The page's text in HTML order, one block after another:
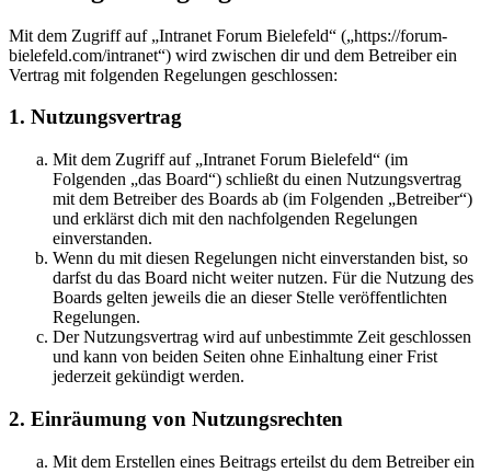
Mit dem Zugriff auf „Intranet Forum Bielefeld“ („https://forum-
bielefeld.com/intranet“) wird zwischen dir und dem Betreiber ein
Vertrag mit folgenden Regelungen geschlossen:
1. Nutzungsvertrag
Mit dem Zugriff auf „Intranet Forum Bielefeld“ (im
Folgenden „das Board“) schließt du einen Nutzungsvertrag
mit dem Betreiber des Boards ab (im Folgenden „Betreiber“)
und erklärst dich mit den nachfolgenden Regelungen
einverstanden.
Wenn du mit diesen Regelungen nicht einverstanden bist, so
darfst du das Board nicht weiter nutzen. Für die Nutzung des
Boards gelten jeweils die an dieser Stelle veröffentlichten
Regelungen.
Der Nutzungsvertrag wird auf unbestimmte Zeit geschlossen
und kann von beiden Seiten ohne Einhaltung einer Frist
jederzeit gekündigt werden.
2. Einräumung von Nutzungsrechten
Mit dem Erstellen eines Beitrags erteilst du dem Betreiber ein